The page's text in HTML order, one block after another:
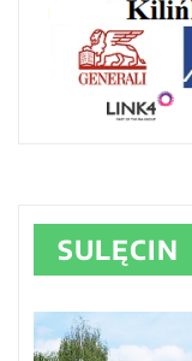
SULĘCIN